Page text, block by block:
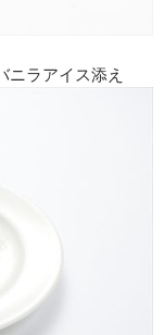
ニラアイス添え